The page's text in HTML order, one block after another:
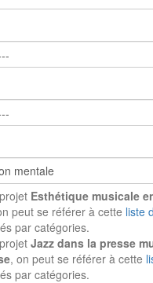
Esthétique musicale
peut se référer à cette liste
par catégories.
Jazz dans la presse
, on peut se référer à cette
par catégories.